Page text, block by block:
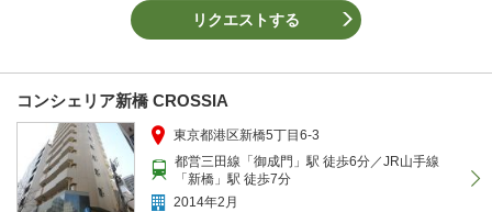
リクエストする
コンシェリア新橋 CROSSIA
東京都港区新橋5丁目6-3
都営三田線「御成門」駅 徒歩6分／JR山手線
「新橋」駅 徒歩7分
2014年2月